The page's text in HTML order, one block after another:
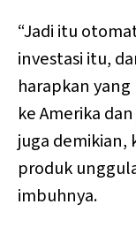
“Jadi itu
investasi itu,
harapkan
ke Amerika
juga demikian,
produk
imbuhnya.